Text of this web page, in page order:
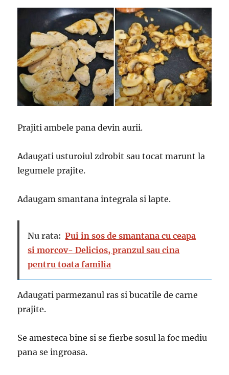
Prajiti ambele pana devin aurii.
Adaugati usturoiul zdrobit sau tocat marunt la
legumele prajite.
Adaugam smantana integrala si lapte.
Nu rata: Pui in sos de smantana cu ceapa
si morcov- Delicios, pranzul sau cina
pentru toata familia
Adaugati parmezanul ras si bucatile de carne
prajite.
Se amesteca bine si se fierbe sosul la foc mediu
pana se ingroasa.